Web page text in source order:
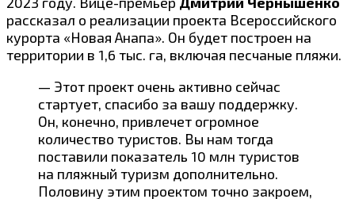
рассказал о реализации проекта Всероссийского
курорта «Новая Анапа». Он будет построен на
территории в 1,6 тыс. га, включая песчаные пляжи.
— Этот проект очень активно сейчас
стартует, спасибо за вашу поддержку.
Он, конечно, привлечет огромное
количество туристов. Вы нам тогда
поставили показатель 10 млн туристов
на пляжный туризм дополнительно.
Половину этим проектом точно закроем,